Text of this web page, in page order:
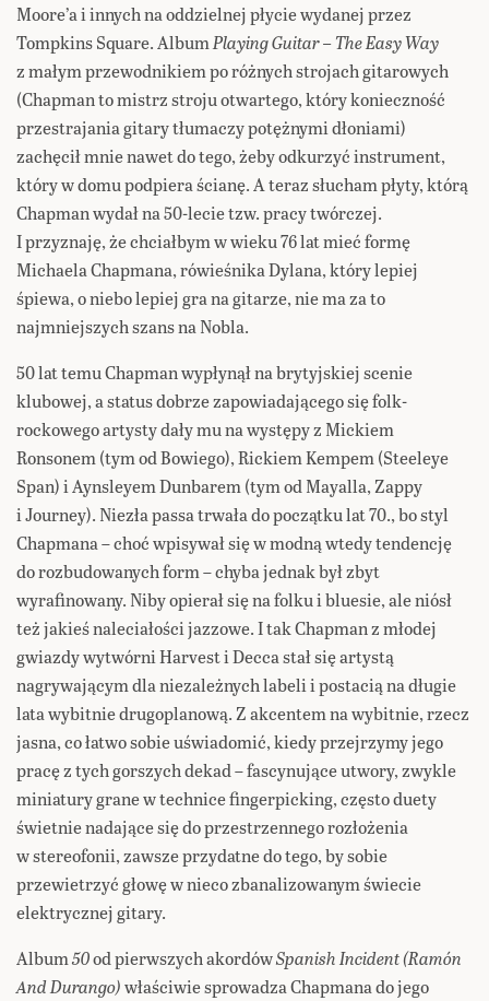
Moore’a i innych na oddzielnej płycie wydanej przez
Tompkins Square. AlbumPlaying Guitar – The Easy Way
z małym przewodnikiem po różnych strojach gitarowych
(Chapman to mistrz stroju otwartego, który konieczność
przestrajania gitary tłumaczy potężnymi dłoniami)
zachęcił mnie nawet do tego, żeby odkurzyć instrument,
który w domu podpiera ścianę. A teraz słucham płyty, którą
Chapman wydał na 50-lecie tzw. pracy twórczej.
I przyznaję, że chciałbym w wieku 76 lat mieć formę
Michaela Chapmana, rówieśnika Dylana, który lepiej
śpiewa, o niebo lepiej gra na gitarze, nie ma za to
najmniejszych szans na Nobla.
50 lat temu Chapman wypłynął na brytyjskiej scenie
klubowej, a status dobrze zapowiadającego się folk-
rockowego artysty dały mu na występy z Mickiem
Ronsonem (tym od Bowiego), Rickiem Kempem (Steeleye
Span) i Aynsleyem Dunbarem (tym od Mayalla, Zappy
i Journey). Niezła passa trwała do początku lat 70., bo styl
Chapmana – choć wpisywał się w modną wtedy tendencję
do rozbudowanych form – chyba jednak był zbyt
wyrafinowany. Niby opierał się na folku i bluesie, ale niósł
też jakieś naleciałości jazzowe. I tak Chapman z młodej
gwiazdy wytwórni Harvest i Decca stał się artystą
nagrywającym dla niezależnych labeli i postacią na długie
lata wybitnie drugoplanową. Z akcentem na wybitnie, rzecz
jasna, co łatwo sobie uświadomić, kiedy przejrzymy jego
pracę z tych gorszych dekad – fascynujące utwory, zwykle
miniatury grane w technice fingerpicking, często duety
świetnie nadające się do przestrzennego rozłożenia
w stereofonii, zawsze przydatne do tego, by sobie
przewietrzyć głowę w nieco zbanalizowanym świecie
elektrycznej gitary.
Album50od pierwszych akordówSpanish Incident (Ramón
And Durango)właściwie sprowadza Chapmana do jego